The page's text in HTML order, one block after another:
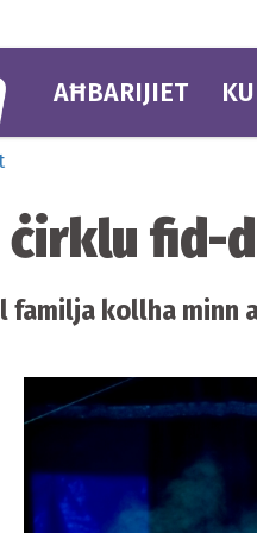
AĦBARIJIET
ċirklu fid-
familja kollha minn